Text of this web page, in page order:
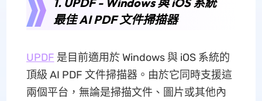
最佳 AI PDF 文件掃描器
UPDF 是目前適用於 Windows 與 iOS 系統的
頂級 AI PDF 文件掃描器。由於它同時支援這
兩個平台，無論是掃描文件、圖片或其他內